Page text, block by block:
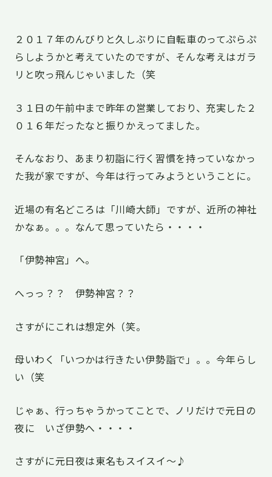
２０１７年のんびりと久しぶりに自転車のってぷらぷ
らしようかと考えていたのですが、そんな考えはガラ
リと吹っ飛んじゃいました（笑
３１日の午前中まで昨年の営業しており、充実した２
０１６年だったなと振りかえってました。
そんなおり、あまり初詣に行く習慣を持っていなかっ
た我が家ですが、今年は行ってみようということに。
近場の有名どころは「川崎大師」ですが、近所の神社
かなぁ。。。なんて思っていたら・・・・
「伊勢神宮」へ。
へっっ？？ 伊勢神宮？？
さすがにこれは想定外（笑。
母いわく「いつかは行きたい伊勢詣で」。。今年らし
い（笑
じゃぁ、行っちゃうかってことで、ノリだけで元日の
夜に いざ伊勢へ・・・・
さすがに元日夜は東名もスイスイ～♪